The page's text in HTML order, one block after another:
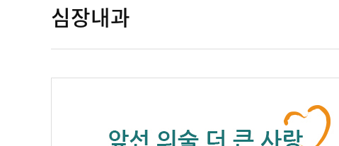
심장내과